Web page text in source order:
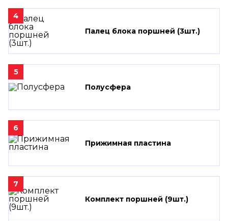
4
Палец блока поршней (3шт.)
5
Полусфера
6
Прижимная пластина
7
Комплект поршней (9шт.)